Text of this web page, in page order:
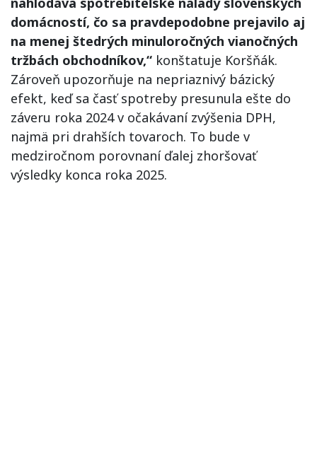
domácností, čo sa pravdepodobne prejavilo aj
na menej štedrých minuloročných vianočných
tržbách obchodníkov,“ konštatuje Koršňák.
Zároveň upozorňuje na nepriaznivý bázický
efekt, keď sa časť spotreby presunula ešte do
záveru roka 2024 v očakávaní zvýšenia DPH,
najmä pri drahších tovaroch. To bude v
medziročnom porovnaní ďalej zhoršovať
výsledky konca roka 2025.